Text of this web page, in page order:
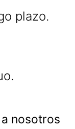
plazo.
nosotros